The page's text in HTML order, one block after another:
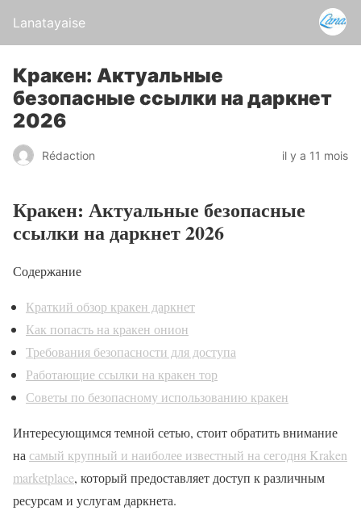
Lanatayaise
Кракен: Актуальные
безопасные ссылки на даркнет
2026
Rédaction il y a 11 mois
Кракен: Актуальные безопасные
ссылки на даркнет 2026
Содержание
Краткий обзор кракен даркнет
Как попасть на кракен онион
Требования безопасности для доступа
Работающие ссылки на кракен тор
Советы по безопасному использованию кракен
Интересующимся темной сетью, стоит обратить внимание
на самый крупный и наиболее известный на сегодня Kraken
marketplace, который предоставляет доступ к различным
ресурсам и услугам даркнета.